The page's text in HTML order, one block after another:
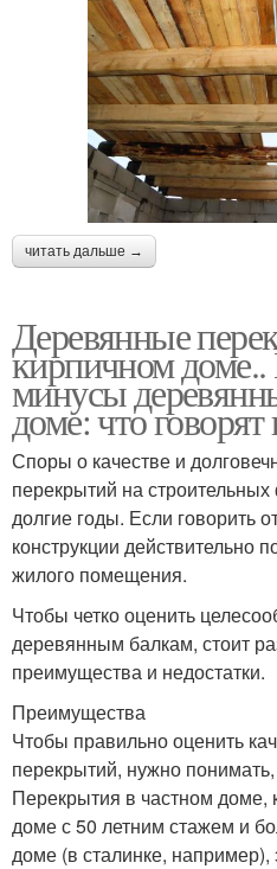
читать дальше →
Деревянные
кирпичном
минусы
доме: что
Споры о качестве и
перекрытий на
долгие годы. Если говорить
конструкции действительно
жилого помещения.
Чтобы четко оценить
деревянным балкам, стоит
преимущества и недостатки.
Преимущества
Чтобы правильно оценить
перекрытий, нужно
Перекрытия в частном доме,
доме с 50 летним стажем и
доме (в сталинке,